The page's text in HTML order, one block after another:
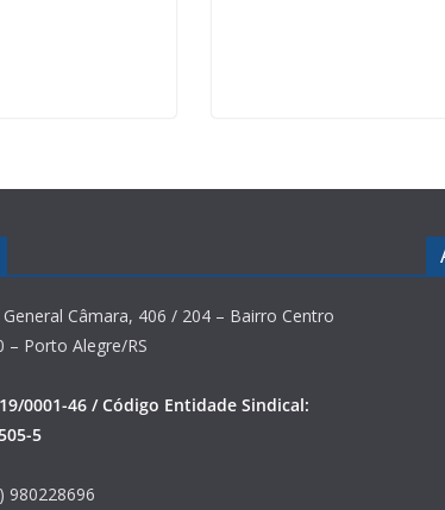
General Câmara, 406 / 204 – Bairro Centro
– Porto Alegre/RS
0001-46 / Código Entidade Sindical:
5
980228696